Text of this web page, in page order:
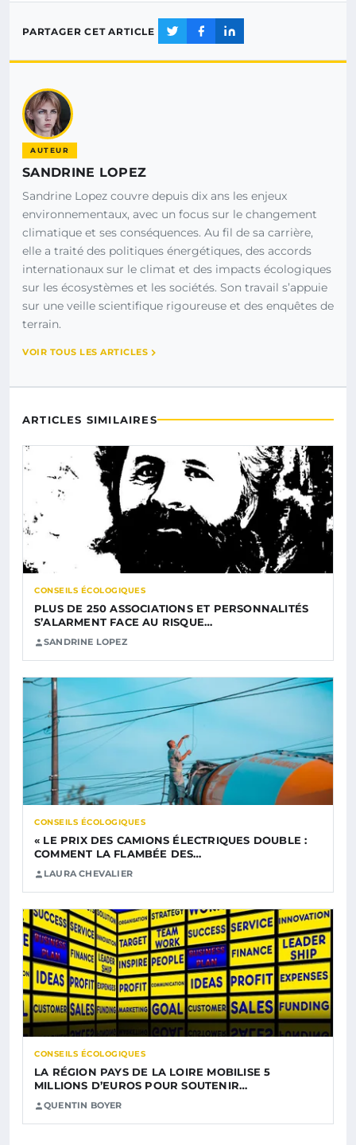
PARTAGER CET ARTICLE
AUTEUR
SANDRINE LOPEZ
Sandrine Lopez couvre depuis dix ans les enjeux
environnementaux, avec un focus sur le changement
climatique et ses conséquences. Au fil de sa carrière,
elle a traité des politiques énergétiques, des accords
internationaux sur le climat et des impacts écologiques
sur les écosystèmes et les sociétés. Son travail s’appuie
sur une veille scientifique rigoureuse et des enquêtes de
terrain.
VOIR TOUS LES ARTICLES
ARTICLES SIMILAIRES
CONSEILS ÉCOLOGIQUES
PLUS DE 250 ASSOCIATIONS ET PERSONNALITÉS
S’ALARMENT FACE AU RISQUE…
SANDRINE LOPEZ
CONSEILS ÉCOLOGIQUES
« LE PRIX DES CAMIONS ÉLECTRIQUES DOUBLE :
COMMENT LA FLAMBÉE DES…
LAURA CHEVALIER
CONSEILS ÉCOLOGIQUES
LA RÉGION PAYS DE LA LOIRE MOBILISE 5
MILLIONS D’EUROS POUR SOUTENIR…
QUENTIN BOYER